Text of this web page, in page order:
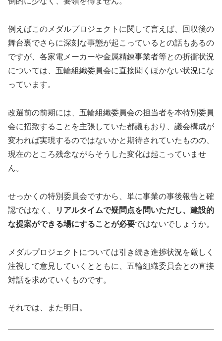
例えばこのメダルプロジェクトに関して言えば、回収後の
舞台裏でさらに深刻な事態が起こっているとの話もあるの
ですが、各家電メーカーや金属精錬事業者等との折衝状況
については、五輪組織委員会に直接聞くほかない状況にな
っています。
改選前の前期には、五輪組織委員会の担当者を本特別委員
会に招致することを主張していた都議もおり、議会構成が
変われば実現するのではないかと期待されていたものの、
現在のところ残念ながらそうした変化は起こっていませ
ん。
せっかくの特別委員会ですから、単に事業の事後報告と確
認ではなく、
リアルタイムで疑問点を問いただし、建設的
な提案ができる場にすることが必要ではないでしょうか。
メダルプロジェクトについては引き続き進捗状況を厳しく
注視して意見していくとともに、五輪組織委員会との直接
対話を求めていくものです。
それでは、また明日。